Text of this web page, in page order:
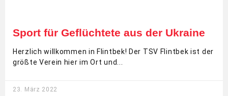
Sport für Geflüchtete aus der Ukraine
Herzlich willkommen in Flintbek! Der TSV Flintbek ist der
größte Verein hier im Ort und
23. März 2022